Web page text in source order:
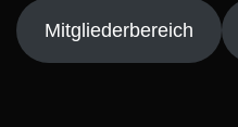
Mitgliederbereich